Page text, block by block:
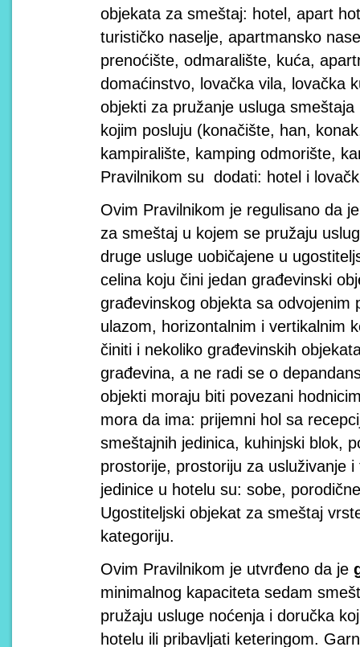
objekata za smeštaj: hotel, apart
turističko naselje, apartmansko
prenoćište, odmaralište, kuća,
domaćinstvo, lovačka vila, lovačka
objekti za pružanje usluga
kojim posluju (konačište, han,
kampiralište, kamping odmorište,
Pravilnikom su dodati: hotel i
Ovim Pravilnikom je regulisano da
za smeštaj u kojem se pružaju
druge usluge uobičajene u
celina koju čini jedan građevinski
građevinskog objekta sa odvojenim
ulazom, horizontalnim i vertikalnim
činiti i nekoliko građevinskih
građevina, a ne radi se o
objekti moraju biti povezani
mora da ima: prijemni hol sa
smeštajnih jedinica, kuhinjski blok,
prostorije, prostoriju za usluživanje
jedinice u hotelu su: sobe,
Ugostiteljski objekat za smeštaj
kategoriju.
Ovim Pravilnikom je utvrđeno da je
minimalnog kapaciteta sedam
pružaju usluge noćenja i doručka
hotelu ili pribavljati keteringom.